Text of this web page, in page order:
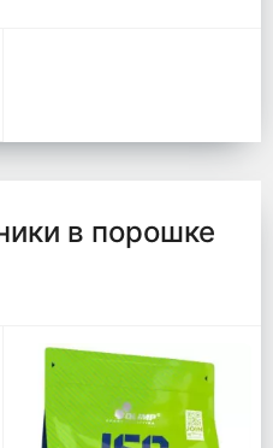
в порошке